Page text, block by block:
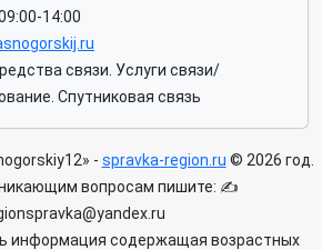
14:00
связи. Услуги связи/
Спутниковая связь
- spravka-region.ru © 2026 год.
вопросам пишите: ✍
информация содержащая возрастных